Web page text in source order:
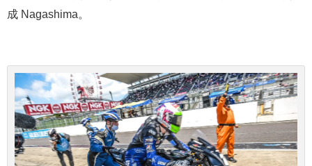
成 Nagashima。